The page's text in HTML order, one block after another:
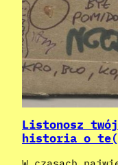
Listonosz
historia o